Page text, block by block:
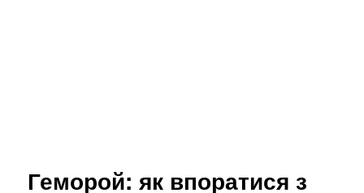
Геморой: як впоратися з